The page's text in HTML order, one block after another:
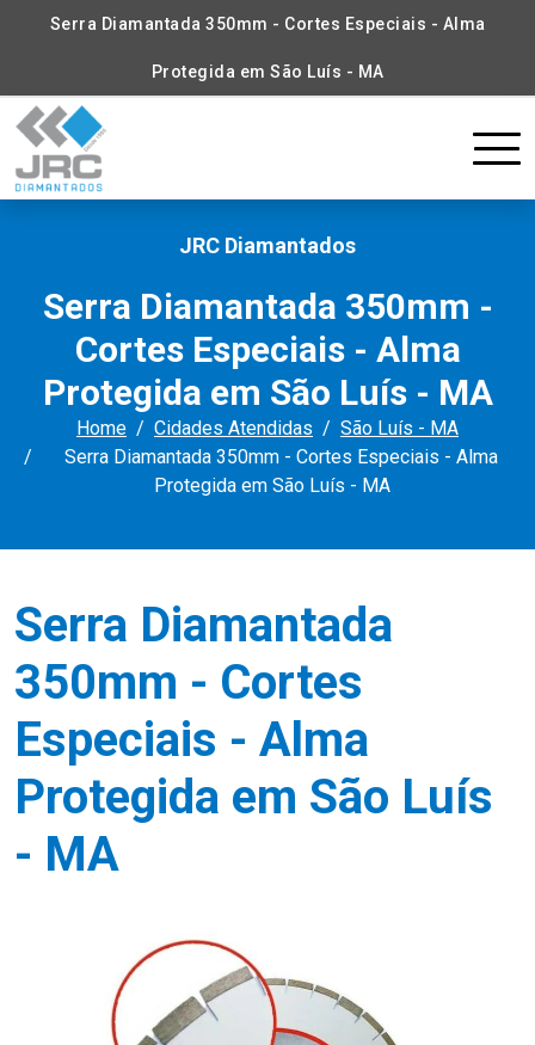
Serra Diamantada 350mm - Cortes Especiais - Alma
Protegida em São Luís - MA
JRC Diamantados
Serra Diamantada 350mm -
Cortes Especiais - Alma
Protegida em São Luís - MA
Home Cidades Atendidas
São Luís - MA
Serra Diamantada 350mm - Cortes Especiais - Alma
Protegida em São Luís - MA
Serra Diamantada
350mm - Cortes
Especiais - Alma
Protegida em São Luís
- MA